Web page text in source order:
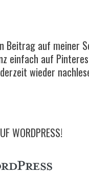
Beitrag auf meiner
einfach auf
wieder
WORDPRESS!